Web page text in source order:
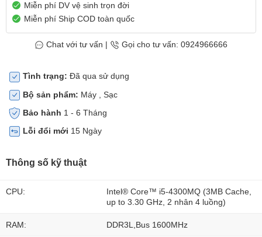
Miễn phí DV vệ sinh trọn đời
Miễn phí Ship COD toàn quốc
Chat với tư vấn | Gọi cho tư vấn: 0924966666
Tình trạng: Đã qua sử dụng
Bộ sản phẩm: Máy , Sạc
Bảo hành 1 - 6 Tháng
Lỗi đổi mới 15 Ngày
Thông số kỹ thuật
CPU:
Intel® Core™ i5-4300MQ (3MB Cache,
up to 3.30 GHz, 2 nhân 4 luồng)
RAM: DDR3L,Bus 1600MHz